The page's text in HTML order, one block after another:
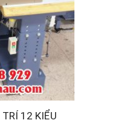
TRÍ 12 KIỂU